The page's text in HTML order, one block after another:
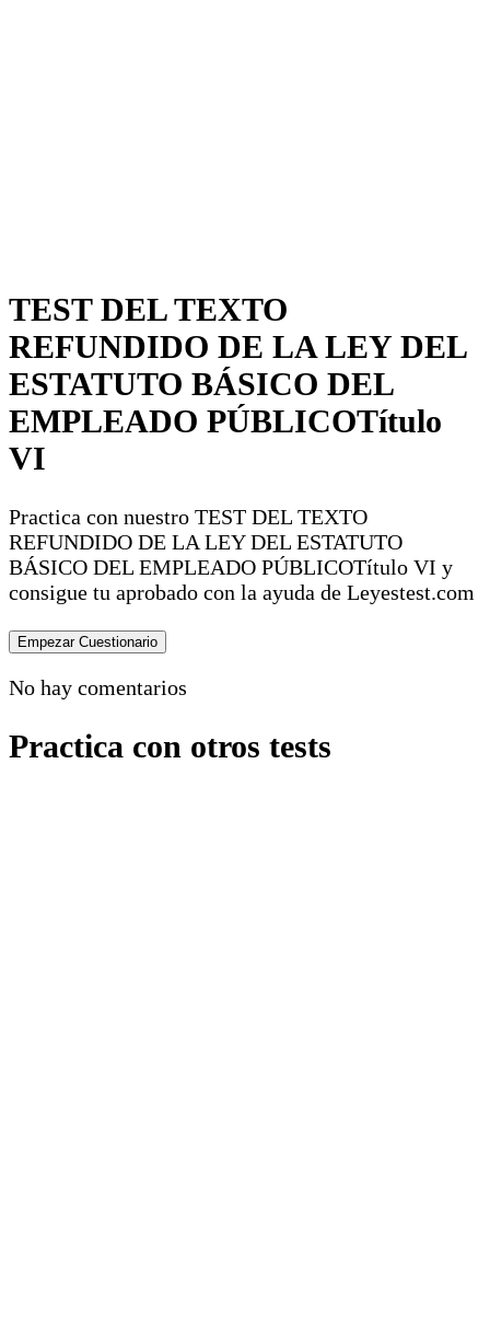
TEST DEL TEXTO
REFUNDIDO DE LA LEY DEL
ESTATUTO BÁSICO DEL
EMPLEADO PÚBLICOTítulo
VI
Practica con nuestro TEST DEL TEXTO
REFUNDIDO DE LA LEY DEL ESTATUTO
BÁSICO DEL EMPLEADO PÚBLICOTítulo VI y
consigue tu aprobado con la ayuda de Leyestest.com
No hay comentarios
Practica con otros tests